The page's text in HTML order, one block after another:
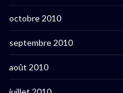
octobre 2010
septembre 2010
août 2010